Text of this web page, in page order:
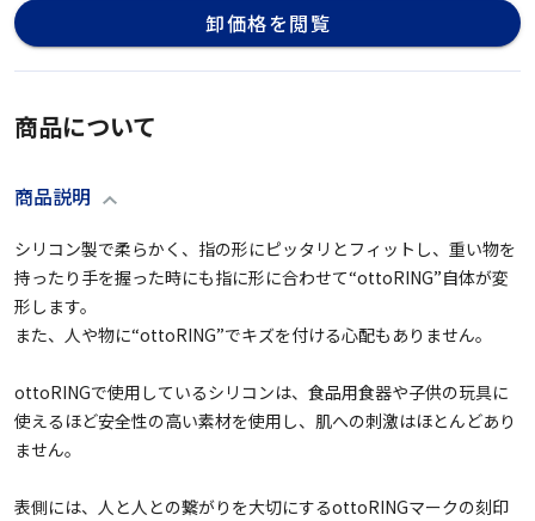
卸価格を閲覧
商品について
商品説明
シリコン製で柔らかく、指の形にピッタリとフィットし、重い物を
持ったり手を握った時にも指に形に合わせて“ottoRING”自体が変
形します。
また、人や物に“ottoRING”でキズを付ける心配もありません。
ottoRINGで使用しているシリコンは、食品用食器や子供の玩具に
使えるほど安全性の高い素材を使用し、肌への刺激はほとんどあり
ません。
表側には、人と人との繋がりを大切にするottoRINGマークの刻印